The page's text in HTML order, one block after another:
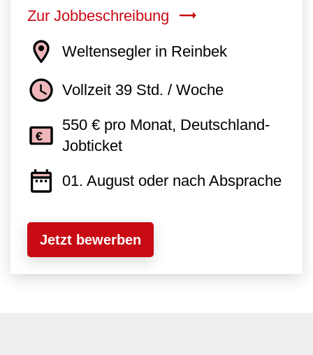
Zur Jobbeschreibung
Weltensegler in Reinbek
Vollzeit 39 Std. / Woche
550 € pro Monat, Deutschland-
Jobticket
01. August oder nach Absprache
Jetzt bewerben